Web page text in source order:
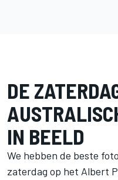
DE
IN BEELD
We hebben de beste
zaterdag op het Albert